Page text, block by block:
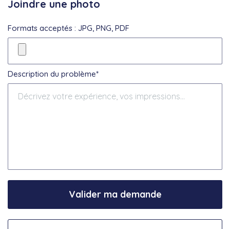
Joindre une photo
Formats acceptés : JPG, PNG, PDF
Description du problème*
Valider ma demande